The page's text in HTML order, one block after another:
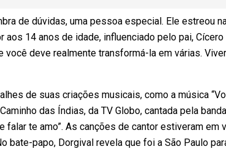
de dúvidas, uma pessoa especial. Ele estreou
aos 14 anos de idade, influenciado pelo pai,
você deve realmente transformá-la em várias.
de suas criações musicais, como a música
das Índias, da TV Globo, cantada pela
falar te amo”. As canções de cantor estiveram em
bate-papo, Dorgival revela que foi a São Paulo